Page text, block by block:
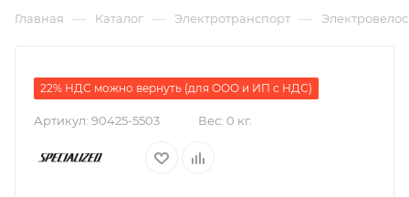
Главная — Каталог — Электротранспорт —
22% НДС можно вернуть (для ООО и ИП с НДС)
Артикул: 90425-5503 Вес: 0 кг.